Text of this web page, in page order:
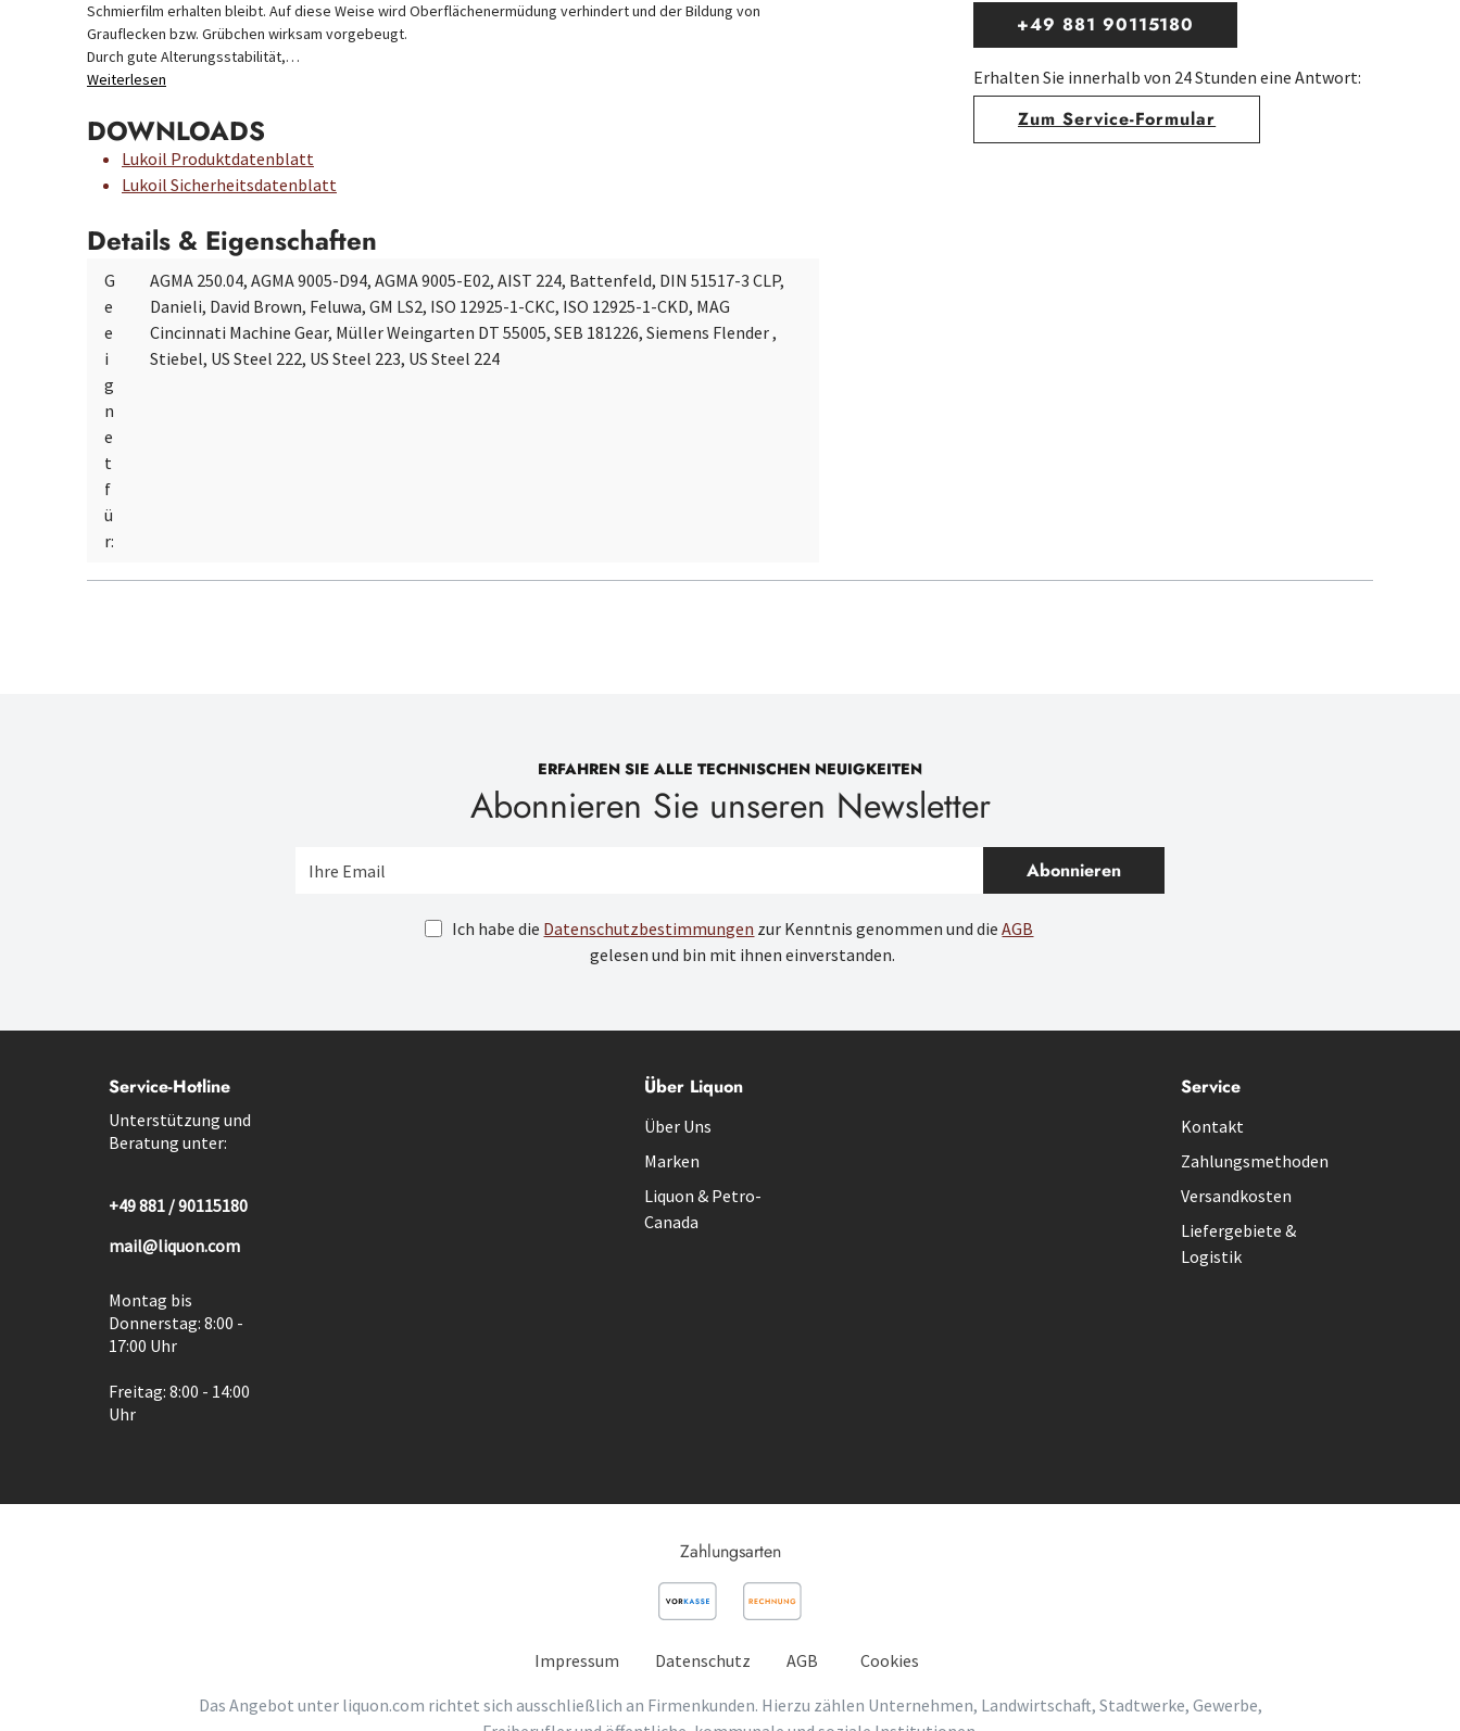
Schmierfilm erhalten bleibt. Auf diese Weise wird Oberflächenermüdung verhindert und der Bildung von
Grauflecken bzw. Grübchen wirksam vorgebeugt.
Durch gute Alterungsstabilität,…
Weiterlesen
DOWNLOADS
Lukoil Produktdatenblatt
Lukoil Sicherheitsdatenblatt
Details & Eigenschaften
G
e
e
i
g
n
e
t
f
ü
r:
AGMA 250.04, AGMA 9005-D94, AGMA 9005-E02, AIST 224, Battenfeld, DIN 51517-3 CLP,
Danieli, David Brown, Feluwa, GM LS2, ISO 12925-1-CKC, ISO 12925-1-CKD, MAG
Cincinnati Machine Gear, Müller Weingarten DT 55005, SEB 181226, Siemens Flender ,
Stiebel, US Steel 222, US Steel 223, US Steel 224
+49 881 90115180
Erhalten Sie innerhalb von 24 Stunden eine Antwort:
Zum Service-Formular
ERFAHREN SIE ALLE TECHNISCHEN NEUIGKEITEN
Abonnieren Sie unseren Newsletter
Abonnieren
Ich habe die Datenschutzbestimmungen zur Kenntnis genommen und dieAGB
gelesen und bin mit ihnen einverstanden.
Service-Hotline
Unterstützung und
Beratung unter:
+49 881 / 90115180
mail@liquon.com
Montag bis
Donnerstag: 8:00 -
17:00 Uhr
Freitag: 8:00 - 14:00
Uhr
Über Liquon
Über Uns
Marken
Liquon & Petro-
Canada
Service
Kontakt
Zahlungsmethoden
Versandkosten
Liefergebiete &
Logistik
Zahlungsarten
Impressum Datenschutz AGB Cookies
Das Angebot unter liquon.com richtet sich ausschließlich an Firmenkunden. Hierzu zählen Unternehmen, Landwirtschaft, Stadtwerke, Gewerbe,